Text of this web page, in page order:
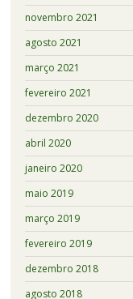
novembro 2021
agosto 2021
março 2021
fevereiro 2021
dezembro 2020
abril 2020
janeiro 2020
maio 2019
março 2019
fevereiro 2019
dezembro 2018
agosto 2018